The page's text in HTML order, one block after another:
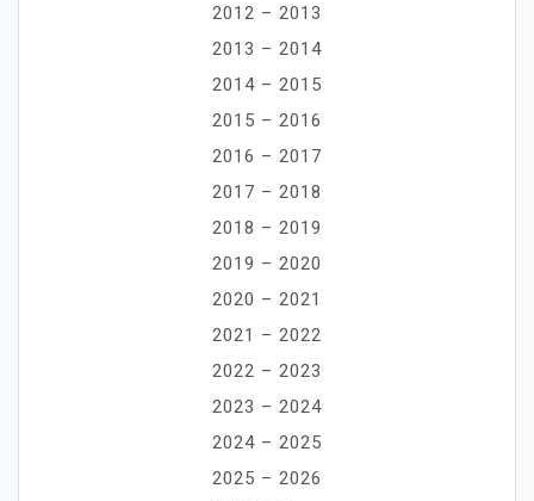
2012 – 2013
2013 – 2014
2014 – 2015
2015 – 2016
2016 – 2017
2017 – 2018
2018 – 2019
2019 – 2020
2020 – 2021
2021 – 2022
2022 – 2023
2023 – 2024
2024 – 2025
2025 – 2026